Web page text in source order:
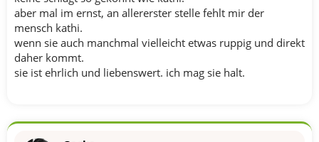
aber mal im ernst, an allererster stelle fehlt mir der
mensch kathi.
wenn sie auch manchmal vielleicht etwas ruppig und direkt
daher kommt.
sie ist ehrlich und liebenswert. ich mag sie halt.